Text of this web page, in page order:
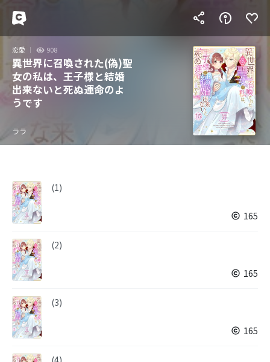
恋愛 908
異世界に召喚された(偽)聖
女の私は、王子様と結婚
出来ないと死ぬ運命のよ
うです
ララ
(1)
165
(2)
165
(3)
165
(4)